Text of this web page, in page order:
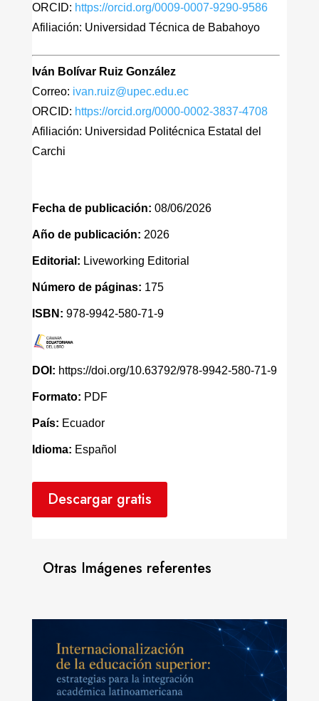
ORCID: https://orcid.org/0009-0007-9290-9586
Afiliación: Universidad Técnica de Babahoyo
Iván Bolívar Ruiz González
Correo: ivan.ruiz@upec.edu.ec
ORCID: https://orcid.org/0000-0002-3837-4708
Afiliación: Universidad Politécnica Estatal del
Carchi
Fecha de publicación: 08/06/2026
Año de publicación: 2026
Editorial: Liveworking Editorial
Número de páginas: 175
ISBN: 978-9942-580-71-9
DOI: https://doi.org/10.63792/978-9942-580-71-9
Formato: PDF
País: Ecuador
Idioma: Español
Descargar gratis
Otras Imágenes referentes